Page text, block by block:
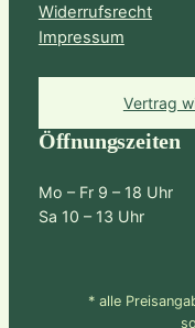
Widerrufsrecht
Impressum
Vertrag
Öffnungszeiten
Mo – Fr 9 – 18 Uhr
Sa 10 – 13 Uhr
* alle